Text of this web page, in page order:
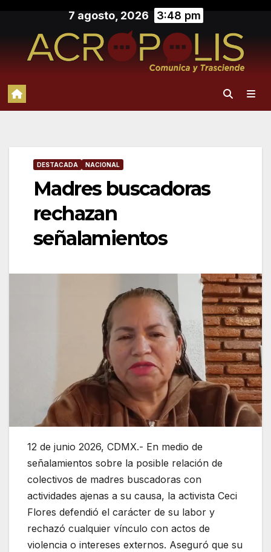
contenido
7 agosto, 2026 3:48 pm
DESTACADA NACIONAL
Madres buscadoras
rechazan
señalamientos
12 de junio 2026, CDMX.- En medio de
señalamientos sobre la posible relación de
colectivos de madres buscadoras con
actividades ajenas a su causa, la activista Ceci
Flores defendió el carácter de su labor y
rechazó cualquier vínculo con actos de
violencia o intereses externos. Aseguró que su